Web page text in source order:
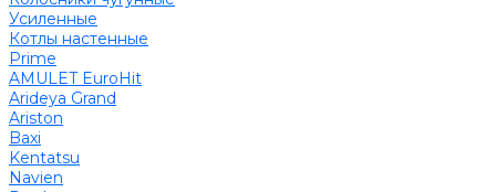
Усиленные
Котлы настенные
Prime
AMULET EuroHit
Arideya Grand
Ariston
Baxi
Kentatsu
Navien